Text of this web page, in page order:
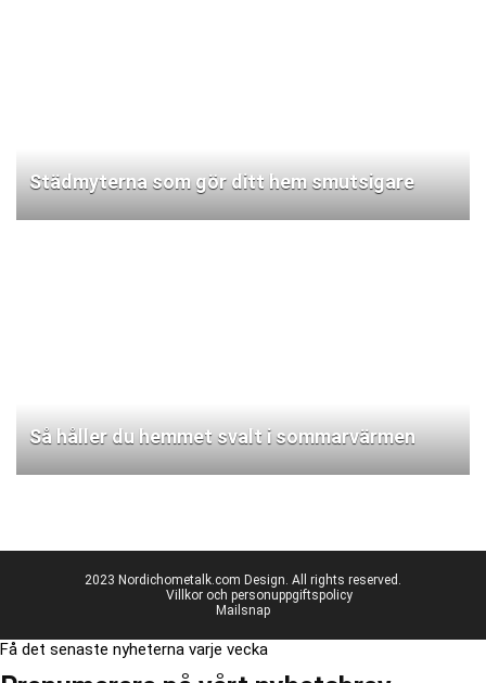
Städmyterna som gör ditt hem smutsigare
Så håller du hemmet svalt i sommarvärmen
2023 Nordichometalk.com Design. All rights reserved.
Villkor och personuppgiftspolicy
Mailsnap
Få det senaste nyheterna varje vecka